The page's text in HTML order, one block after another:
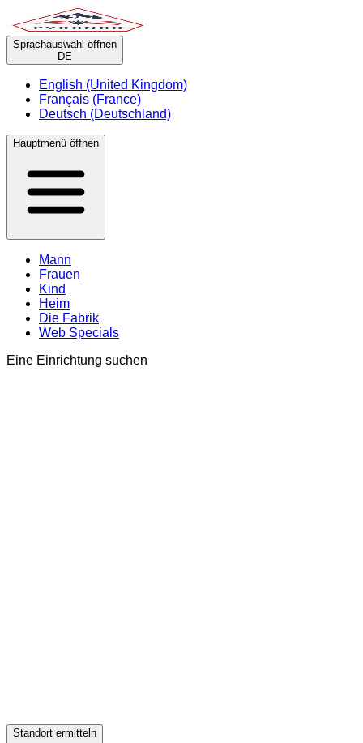
Sprachauswahl öffnen
DE
English (United Kingdom)
Français (France)
Deutsch (Deutschland)
Hauptmenü öffnen
Mann
Frauen
Kind
Heim
Die Fabrik
Web Specials
Eine Einrichtung suchen
Standort ermitteln